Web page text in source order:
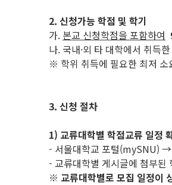
2. 신청가능 학점 및 학기
가. 본교 신청학점을 포함하여
나. 국내·외 타 대학에서 취득
※ 학위 취득에 필요한 최저 소
3. 신청 절차
1) 교류대학별 학점교류 일정
- 서울대학교 포털(mySNU)
- 교류대학별 게시글에 첨부된
※ 교류대학별로 모집 일정이